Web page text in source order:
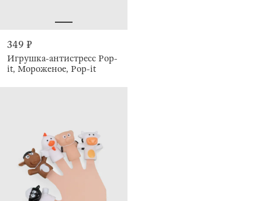
349 ₽
Игрушка-антистресс Pop-
it, Мороженое, Pop-it